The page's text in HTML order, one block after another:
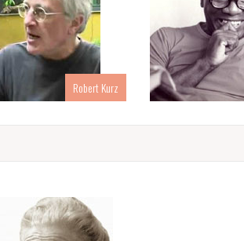
Robert Kurz